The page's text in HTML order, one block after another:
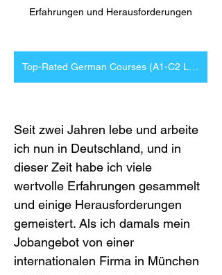
Erfahrungen und Herausforderungen
Top-Rated German Courses (A1-C2 Level)
Seit zwei Jahren lebe und arbeite
ich nun in Deutschland, und in
dieser Zeit habe ich viele
wertvolle Erfahrungen gesammelt
und einige Herausforderungen
gemeistert. Als ich damals mein
Jobangebot von einer
internationalen Firma in München